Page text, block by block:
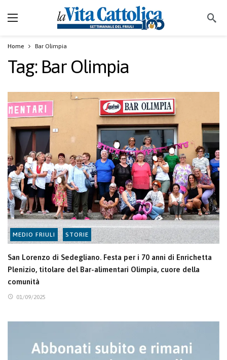
Home Bar Olimpia
Tag: Bar Olimpia
MEDIO FRIULI STORIE
San Lorenzo di Sedegliano. Festa per i 70 anni di Enrichetta
Plenizio, titolare del Bar-alimentari Olimpia, cuore della
comunità
01/09/2025